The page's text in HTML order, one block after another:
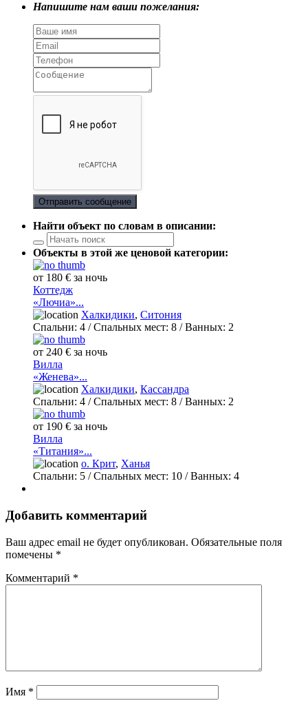
Напишите нам ваши пожелания:
Отправить сообщение
Найти объект по словам в описании:
Объекты в этой же ценовой категории:
от 180 € за ночь
Коттедж
«Лючиа»...
Халкидики, Ситония
Спальни: 4 / Спальных мест: 8 /Ванных: 2
от 240 € за ночь
Вилла
«Женева»...
Халкидики, Кассандра
Спальни: 4 / Спальных мест: 8 /Ванных: 2
от 190 € за ночь
Вилла
«Титания»...
о. Крит, Ханья
Спальни: 5 / Спальных мест: 10 /Ванных: 4
Добавить комментарий
Ваш адрес email не будет опубликован. Обязательные поля
помечены *
Комментарий *
Имя *